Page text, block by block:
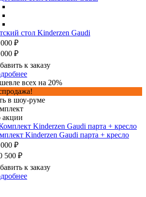
стол Kinderzen Gaudi
₽
₽
к заказу
всех на 20%
в шоу-руме
Kinderzen Gaudi парта + кресло
₽
500 ₽
к заказу